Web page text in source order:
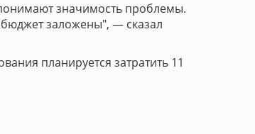
значимость проблемы.
бюджет заложены", — сказал
планируется затратить 11